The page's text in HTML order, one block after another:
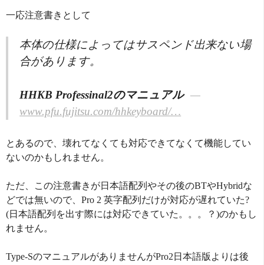
一応注意書きとして
本体の仕様によってはサスペンド出来ない場
合があります。
HHKB Professinal2のマニュアル
www.pfu.fujitsu.com/hhkeyboard/…
とあるので、壊れてなくても対応できてなくて機能してい
ないのかもしれません。
ただ、この注意書きが日本語配列やその後のBTやHybridな
どでは無いので、Pro 2 英字配列だけが対応が遅れていた?
(日本語配列を出す際には対応できていた。。。？)のかもし
れません。
Type-SのマニュアルがありませんがPro2日本語版よりは後